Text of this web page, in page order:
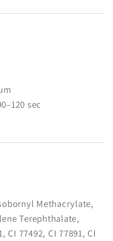
sec
Methacrylate,
Terephthalate,
CI 77492, CI 77891, CI